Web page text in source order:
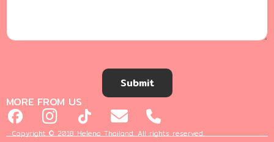
Submit
MORE FROM US
Copyright © 2018 Helena Thailand. All rights reserved.